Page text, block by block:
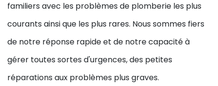
familiers avec les problèmes de plomberie les plus
courants ainsi que les plus rares. Nous sommes fiers
de notre réponse rapide et de notre capacité à
gérer toutes sortes d'urgences, des petites
réparations aux problèmes plus graves.